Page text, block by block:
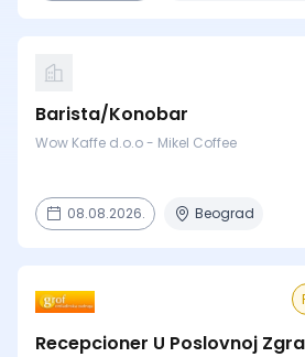
Barista/Konobar
Wow Kaffe d.o.o - Mikel Coffee
08.08.2026. Beograd
Recepcioner U Poslovnoj